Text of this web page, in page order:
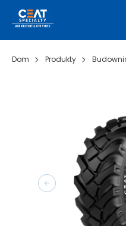
Dom Produkty